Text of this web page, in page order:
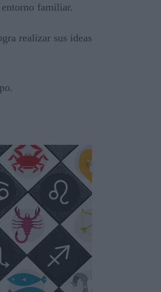
familiar.
realizar sus ideas